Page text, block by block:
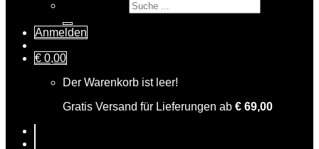
Anmelden
€ 0,00
Der Warenkorb ist leer!
Gratis Versand für Lieferungen ab € 69,00